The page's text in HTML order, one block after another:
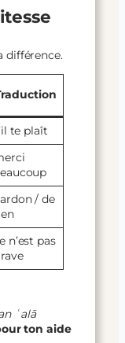
différence.
te plaît
/ de
n’est pas
ʿalā
ton aide